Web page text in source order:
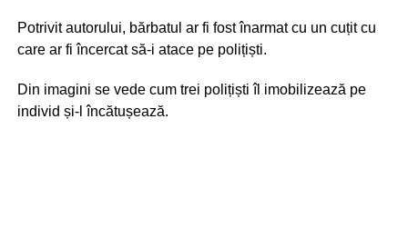
Potrivit autorului, bărbatul ar fi fost înarmat cu un cuțit cu
care ar fi încercat să-i atace pe polițiști.
Din imagini se vede cum trei polițiști îl imobilizează pe
individ și-l încătușează.